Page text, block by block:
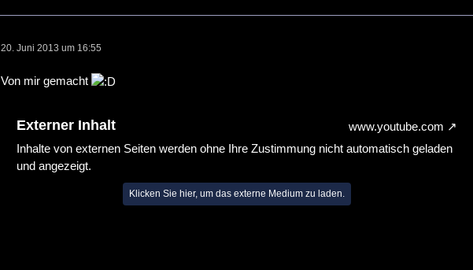
20. Juni 2013 um 16:55
Von mir gemacht
Externer Inhalt
www.youtube.com
Inhalte von externen Seiten werden ohne Ihre Zustimmung nicht automatisch geladen
und angezeigt.
Klicken Sie hier, um das externe Medium zu laden.